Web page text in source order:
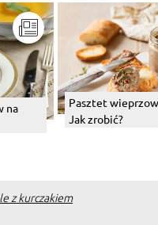
na
Pasztet
Jak zrobić?
z kurczakiem